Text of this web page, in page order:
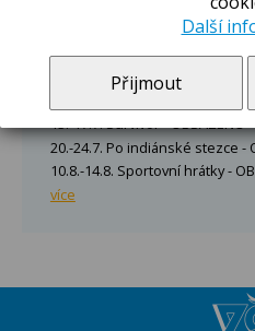
Letní hrátky 2026
29.6.-3.7. Honzíkova cesta -
13.-17.7. Survivor - OBSAZENO
20.-24.7. Po indiánské stezce -
10.8.-14.8. Sportovní hrátky -
více
Další
Přijmout